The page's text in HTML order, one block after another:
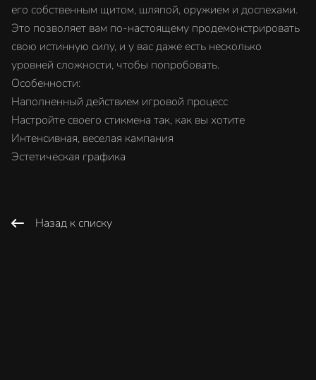
его собственным щитом, шляпой, оружием и доспехами.
Это позволяет вам по-настоящему продемонстрировать
свою истинную силу, и у вас даже есть несколько
уровней сложности, чтобы попробовать.
Особенности:
Наполненный действием игровой процесс
Настройте своего стикмена так, как вы хотите
Интенсивная, веселая кампания
Эстетическая графика
Назад к списку